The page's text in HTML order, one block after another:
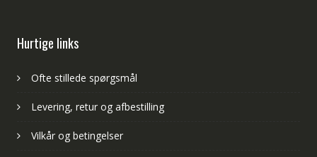
Hurtige links
Ofte stillede spørgsmål
Levering, retur og afbestilling
Vilkår og betingelser